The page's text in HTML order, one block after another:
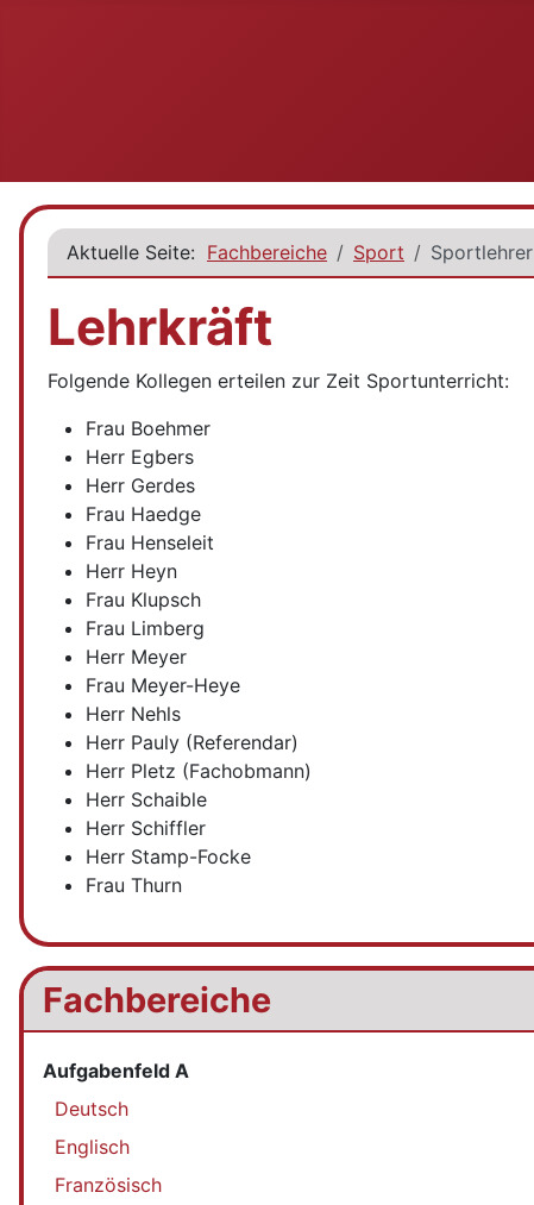
Fachbereiche
Aufgabenfeld A
Deutsch
Englisch
Französisch
Aktuelle Seite: Fachbereiche Sport Sportlehrer
Lehrkräft
Folgende Kollegen erteilen zur Zeit Sportunterricht:
Frau Boehmer
Herr Egbers
Herr Gerdes
Frau Haedge
Frau Henseleit
Herr Heyn
Frau Klupsch
Frau Limberg
Herr Meyer
Frau Meyer-Heye
Herr Nehls
Herr Pauly (Referendar)
Herr Pletz (Fachobmann)
Herr Schaible
Herr Schiffler
Herr Stamp-Focke
Frau Thurn